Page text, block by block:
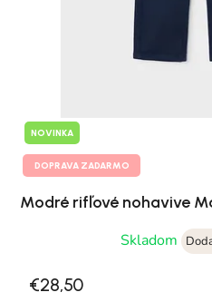
NOVINKA
DOPRAVA ZADARMO
Modré rifľové nohavive
Skladom
€28,50